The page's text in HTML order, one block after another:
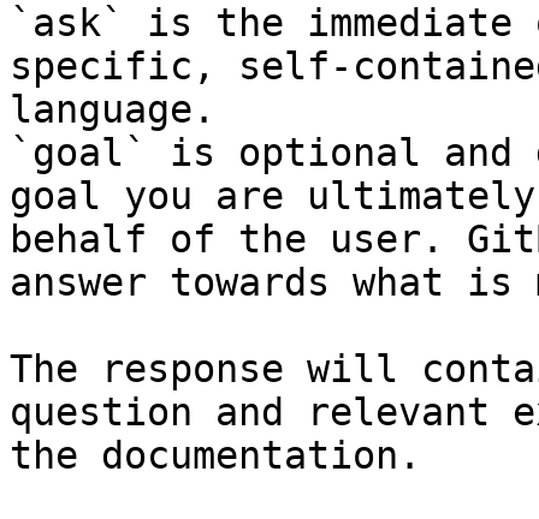
`ask` is the
specific, self-
language.
`goal` is optional and
goal you are
behalf of the user.
answer towards what
The response will
question and relevant
the documentation.